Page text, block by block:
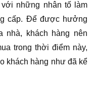
những nhân tố làm
cấp. Để được hưởng
nhà, khách hàng nên
trong thời điểm này,
khách hàng như đã kể